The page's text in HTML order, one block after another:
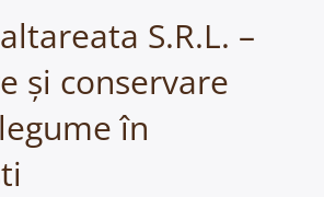
S.R.L. –
și conservare
în